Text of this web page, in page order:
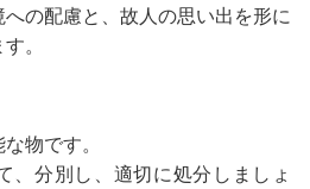
の配慮と、故人の思い出を形に
。
物です。
、分別し、適切に処分しましょ